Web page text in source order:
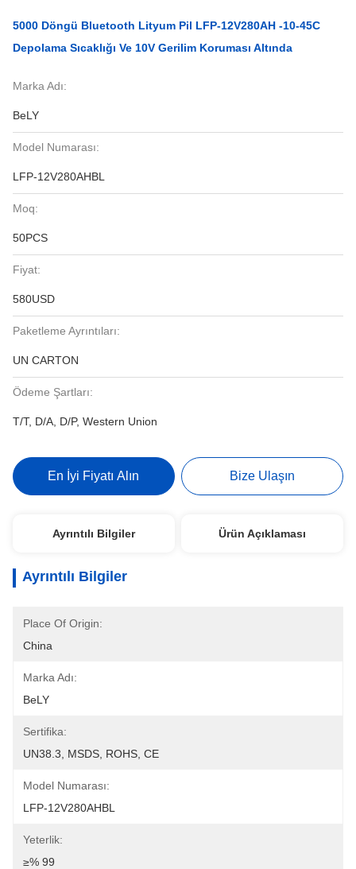
5000 Döngü Bluetooth Lityum Pil LFP-12V280AH -10-45C
Depolama Sıcaklığı Ve 10V Gerilim Koruması Altında
Marka Adı:
BeLY
Model Numarası:
LFP-12V280AHBL
Moq:
50PCS
Fiyat:
580USD
Paketleme Ayrıntıları:
UN CARTON
Ödeme Şartları:
T/T, D/A, D/P, Western Union
En İyi Fiyatı Alın Bize Ulaşın
Ayrıntılı Bilgiler Ürün Açıklaması
Ayrıntılı Bilgiler
Place Of Origin:
China
Marka Adı:
BeLY
Sertifika:
UN38.3, MSDS, ROHS, CE
Model Numarası:
LFP-12V280AHBL
Yeterlik:
≥% 99